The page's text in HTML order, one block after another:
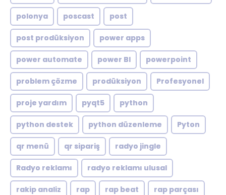
polonya poscast post
post prodüksiyon power apps
power automate power BI powerpoint
problem çözme prodüksiyon Profesyonel
proje yardım pyqt5 python
python destek python düzenleme Pyton
qr menü qr sipariş radyo jingle
Radyo reklamı radyo reklamı ulusal
rakip analiz rap rap beat rap parçası